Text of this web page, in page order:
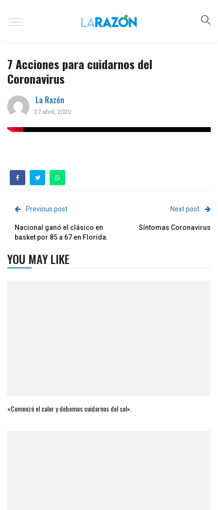
7 Acciones para cuidarnos del
Coronavirus
La Razón
27 abril, 2020
Previous post
Nacional ganó el clásico en
basket por 85 a 67 en Florida.
Next post
Síntomas Coronavirus
YOU MAY LIKE
«Comenzó el calor y debemos cuidarnos del sol».